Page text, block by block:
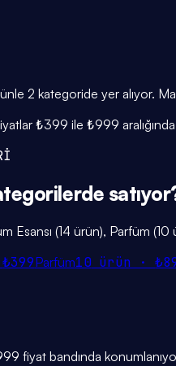
2 kategoride yer alıyor.
₺399 ile ₺999
Esansı (14 ürün), Parfüm
₺399Parfüm10ürün ·
bandında